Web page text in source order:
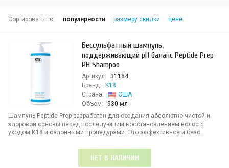
Сортировать по: популярности размеру скидки цене
Бессульфатный шампунь,
поддерживающий pH баланс Peptide Prep
PH Shampoo
Артикул:
31184
Бренд:
K18
Страна:
США
Объем:
930 мл
Шампунь Peptide Prep разработан для создания абсолютно чистой и
здоровой основы перед последующим восстановлением волос с
уходом К18 и салонными процедурами. Это эффективное и безо...
НЕТ В НАЛИЧИИ